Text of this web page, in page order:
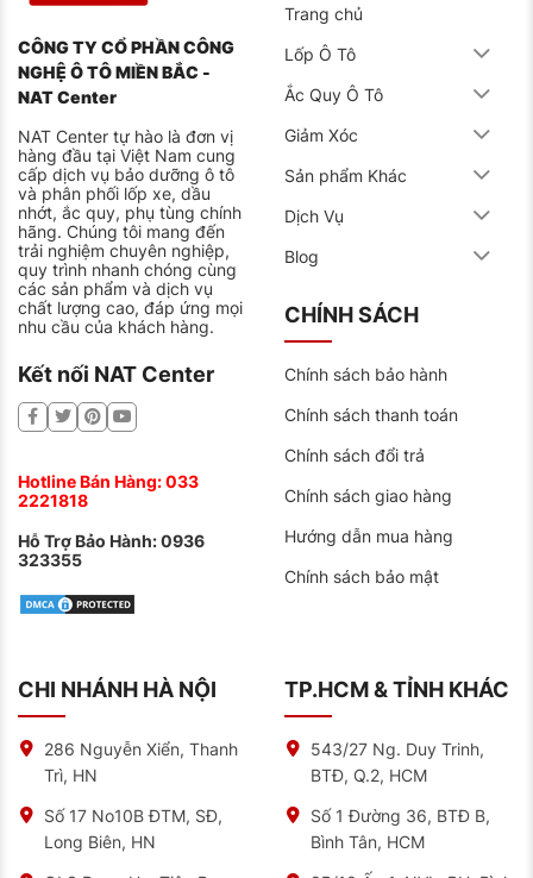
CÔNG TY CỔ PHẦN CÔNG
NGHỆ Ô TÔ MIỀN BẮC -
NAT Center
NAT Center tự hào là đơn vị
hàng đầu tại Việt Nam cung
cấp dịch vụ bảo dưỡng ô tô
và phân phối lốp xe, dầu
nhớt, ắc quy, phụ tùng chính
hãng. Chúng tôi mang đến
trải nghiệm chuyên nghiệp,
quy trình nhanh chóng cùng
các sản phẩm và dịch vụ
chất lượng cao, đáp ứng mọi
nhu cầu của khách hàng.
Kết nối NAT Center
Hotline Bán Hàng:033
2221818
Hỗ Trợ Bảo Hành:0936
323355
Trang chủ
Lốp Ô Tô
Ắc Quy Ô Tô
Giảm Xóc
Sản phẩm Khác
Dịch Vụ
Blog
CHÍNH SÁCH
Chính sách bảo hành
Chính sách thanh toán
Chính sách đổi trả
Chính sách giao hàng
Hướng dẫn mua hàng
Chính sách bảo mật
CHI NHÁNH HÀ NỘI
286 Nguyễn Xiển, Thanh
Trì, HN
Số 17 No10B ĐTM, SĐ,
Long Biên, HN
TP.HCM & TỈNH KHÁC
543/27 Ng. Duy Trinh,
BTĐ, Q.2, HCM
Số 1 Đường 36, BTĐ B,
Bình Tân, HCM